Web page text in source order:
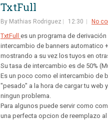
TxtFull
By Mathias Rodriguez 12:30 No
TxtFull es un programa de
intercambio de banners automatico
mostrando a su vez los tuyos en
Su tasa de intercambio es de 50%
Es un poco como el intercambio de
"pesado" a la hora de cargar tu web
ningun problema.
Para algunos puede servir como
una perfecta opcion de reemplazo